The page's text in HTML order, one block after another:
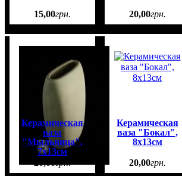
15,00грн. 20,00грн.
Керамическая
ваза
"Мыльница",
7х13см
20,00грн.
Керамическая
ваза "Бокал",
8х13см
20,00грн.